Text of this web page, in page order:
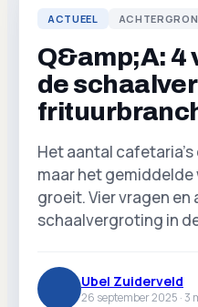
ACTUEEL
Q&amp;A: 4
de
Het aantal cafetaria's
maar het
groeit. Vier vragen
schaalvergroting in
Ubel Zuiderveld
26 september 2025 ·3